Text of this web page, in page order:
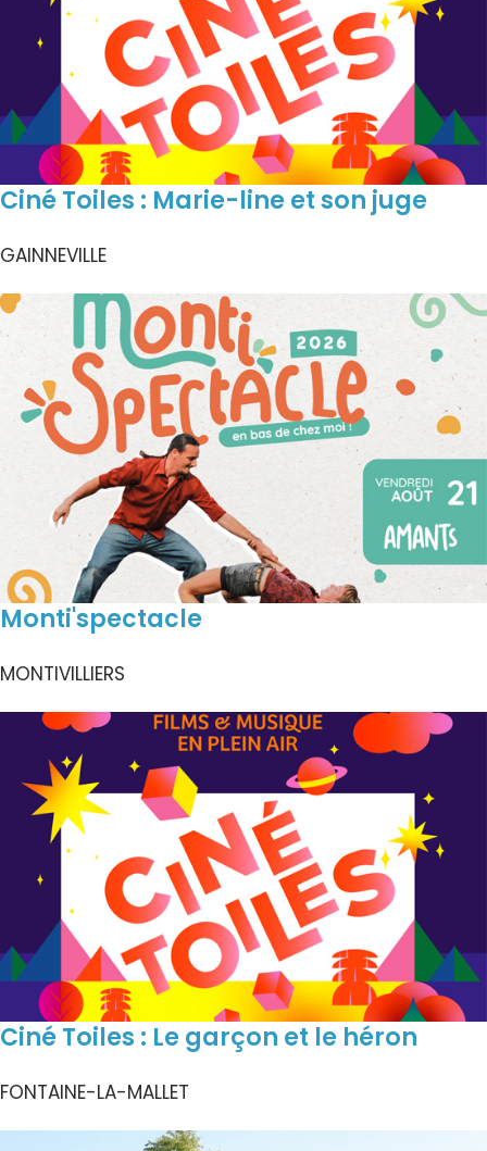
Ciné Toiles : Marie-line et son juge
GAINNEVILLE
Monti'spectacle
MONTIVILLIERS
Ciné Toiles : Le garçon et le héron
FONTAINE-LA-MALLET